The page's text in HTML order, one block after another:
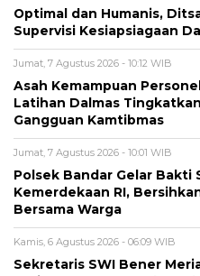
Optimal dan Humanis,
Supervisi Kesiapsiagaan
Jumat, 7 Agustus 2026 - 10:12 WIB
Asah Kemampuan
Latihan Dalmas
Gangguan Kamtibmas
Jumat, 7 Agustus 2026 - 10:01 WIB
Polsek Bandar Gelar Bakti
Kemerdekaan RI,
Bersama Warga
Kamis, 6 Agustus 2026 - 06:09 WIB
Sekretaris SWI Bener